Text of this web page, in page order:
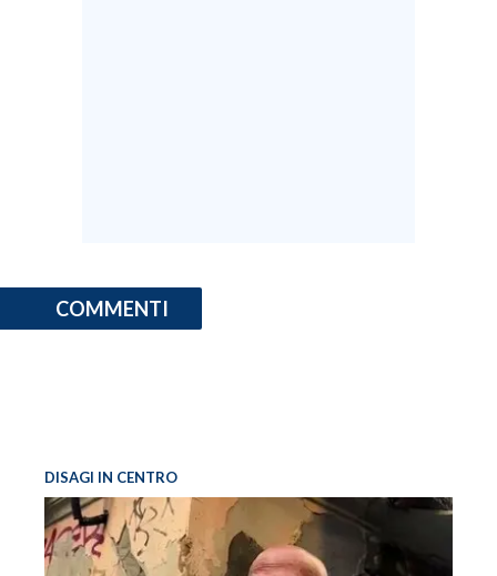
COMMENTI
DISAGI IN CENTRO